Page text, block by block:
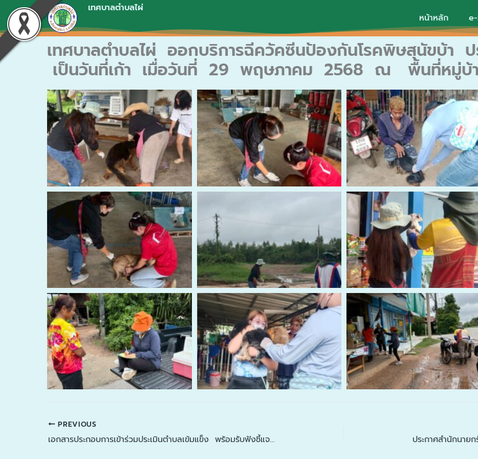
Skip
to
content
เทศบาลตำบลไผ่
หน้าหลัก
เทศบาลตำบลไผ่ ออกบริการฉีควัคซีนป้องกันโรคพิษสุนัขบ้า
เป็นวันที่เก้า เมื่อวันที่ 29 พฤษภาคม 2568 ณ พื้นที่หมู่บ้า
PREVIOUS
เอกสารประกอบการเข้าร่วมประเมินตำบลเข้มแข็ง พร้อมรับฟังชี้แจงโครงการป้องกันและปราบปรามการทุจริตตำบลไผ่จากเจ้าหน้าที่ขบวนองค์กรชุมชนจังหวัดกาฬสินธุ์ วันที่ 30 พฤษภาคม 2568 ณ ห้องประชุมเทศบาลตำบลไผ่